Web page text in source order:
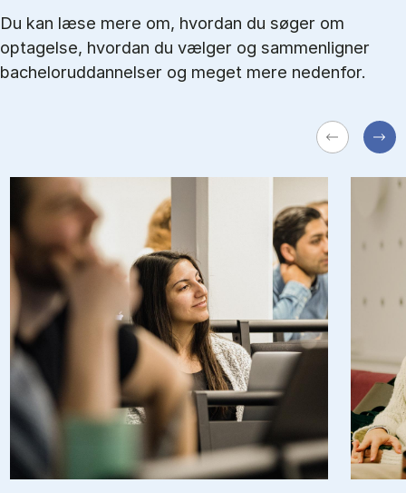
Du kan læse mere om, hvordan du søger om
optagelse, hvordan du vælger og sammenligner
bacheloruddannelser og meget mere nedenfor.